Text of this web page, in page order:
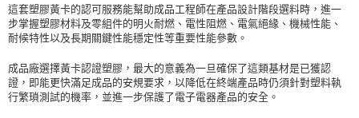
這套塑膠黃卡的認可服務能幫助成品工程師在產品設計階段選料時，進一
步掌握塑膠材料及零組件的明火耐燃、電性阻燃、電氣絕緣、機械性能、
耐候特性以及長期關鍵性能穩定性等重要性能參數。
成品廠選擇黃卡認證塑膠，最大的意義為一旦確保了這類基材是已獲認
證，即能更快滿足成品的安規要求，以降低在終端產品時仍須針對塑料執
行繁瑣測試的機率，並進一步保護了電子電器產品的安全。